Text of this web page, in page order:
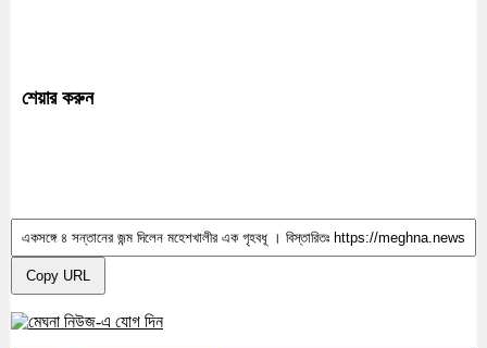
শেয়ার করুন
Copy URL